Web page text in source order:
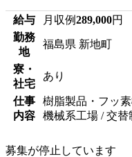
給与 月収例289,000円
勤務
地
福島県 新地町
寮・
社宅
あり
仕事
内容
樹脂製品・フッ
機械系工場 / 交替
募集が停止しています